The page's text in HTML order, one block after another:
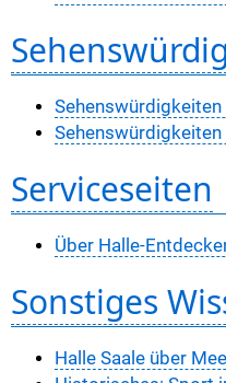
Sehenswürdigkeiten
Serviceseiten
Über Halle-
Sonstiges
Halle Saale über